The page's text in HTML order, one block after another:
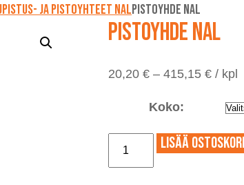
ja pistoyhteet NALPistoyhde NAL
Pistoyhde NAL
20,20 € – 415,15 € / kpl
Koko:
Pistoyhde
NAL
määrä
Lisää